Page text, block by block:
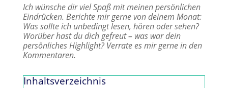
Ich wünsche dir viel Spaß mit meinen persönlichen
Eindrücken. Berichte mir gerne von deinem Monat:
Was sollte ich unbedingt lesen, hören oder sehen?
Worüber hast du dich gefreut – was war dein
persönliches Highlight? Verrate es mir gerne in den
Kommentaren.
Inhaltsverzeichnis